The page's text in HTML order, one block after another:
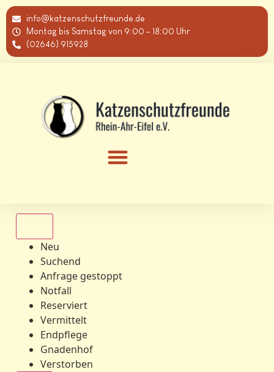
info@katzenschutzfreunde.de
Montag bis Samstag von 9:00 – 18:00 Uhr
(02646) 915928
Neu
Suchend
Anfrage gestoppt
Notfall
Reserviert
Vermittelt
Endpflege
Gnadenhof
Verstorben